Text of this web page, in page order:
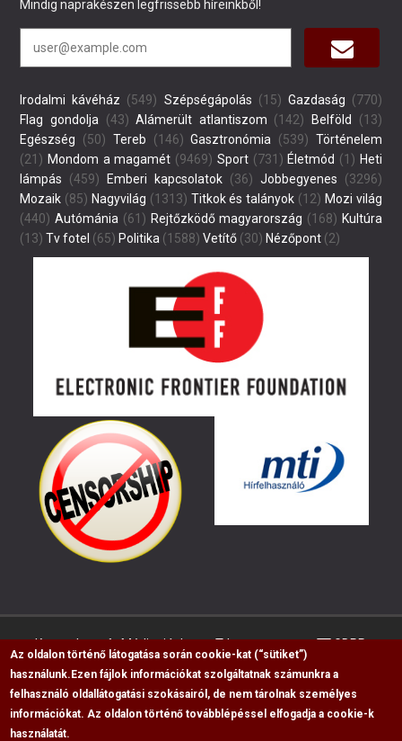
Mindig naprakészen legfrissebb híreinkből!
Irodalmi kávéház (549) Szépségápolás (15) Gazdaság (770)
Flag gondolja (43) Alámerült atlantiszom (142) Belföld
(13)
Egészség (50) Tereb (146) Gasztronómia (539) Történelem
(21) Mondom a magamét (9469) Sport(731) Életmód (1) Heti
lámpás (459) Emberi kapcsolatok (36) Jobbegyenes (3296)
Mozaik (85) Nagyvilág (1313) Titkok és talányok (12) Mozi világ
(440) Autómánia (61) Rejtőzködő magyarország (168) Kultúra
(13) Tv fotel (65) Politika (1588) Vetítő (30) Nézőpont (2)
Kapcsolat Médiaajánlat Impresszum GDPR
RSS
Copyright © 2009-2026, Flag Polgári Magazin saját
Az oldalon történő látogatása során cookie-kat (“sütiket”)
használunk. Ezen fájlok információkat szolgáltatnak számunkra a
felhasználó oldallátogatási szokásairól, de nem tárolnak személyes
információkat. Az oldalon történő továbblépéssel elfogadja a cookie-k
használatát.